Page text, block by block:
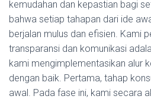
kemudahan dan kepastian bagi
bahwa setiap tahapan dari ide
berjalan mulus dan efisien. Kami
transparansi dan komunikasi
kami mengimplementasikan alur
dengan baik. Pertama, tahap
awal. Pada fase ini, kami secara